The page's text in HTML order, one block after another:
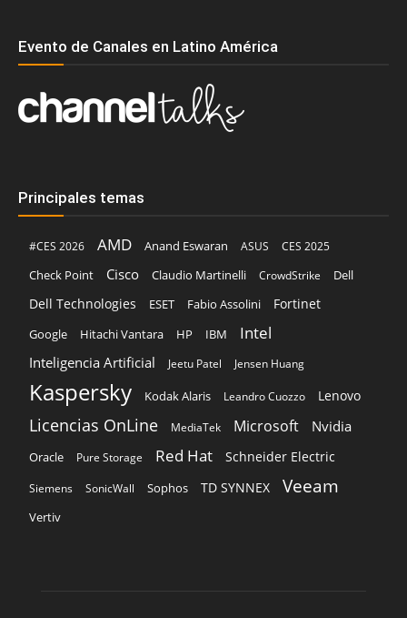
Evento de Canales en Latino América
Principales temas
#CES 2026 AMD Anand Eswaran ASUS
CES 2025
Check Point
Cisco Claudio Martinelli CrowdStrike Dell
Dell Technologies ESET Fabio Assolini Fortinet
Google Hitachi Vantara HP IBM Intel
Inteligencia Artificial Jeetu Patel Jensen Huang
Kaspersky Kodak Alaris Leandro Cuozzo Lenovo
Licencias OnLine MediaTek Microsoft Nvidia
Oracle Pure Storage Red Hat Schneider Electric
Siemens SonicWall Sophos TD SYNNEX Veeam
Vertiv